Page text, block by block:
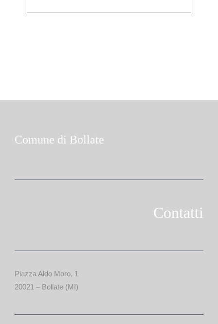
Comune di Bollate
Contatti
Piazza Aldo Moro, 1
20021 – Bollate (MI)